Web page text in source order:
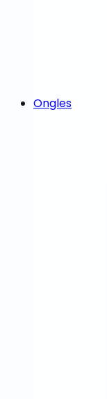
Ongles